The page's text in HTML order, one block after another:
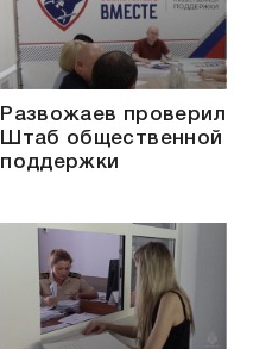
Развожаев проверил
Штаб общественной
поддержки